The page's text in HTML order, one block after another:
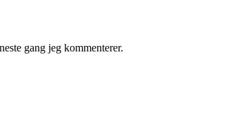
gang jeg kommenterer.